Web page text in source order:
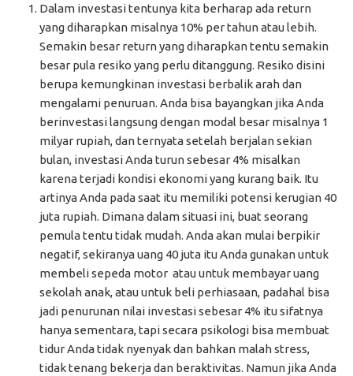
Dalam investasi tentunya kita berharap ada return
yang diharapkan misalnya 10% per tahun atau lebih.
Semakin besar return yang diharapkan tentu semakin
besar pula resiko yang perlu ditanggung. Resiko disini
berupa kemungkinan investasi berbalik arah dan
mengalami penuruan. Anda bisa bayangkan jika Anda
berinvestasi langsung dengan modal besar misalnya 1
milyar rupiah, dan ternyata setelah berjalan sekian
bulan, investasi Anda turun sebesar 4% misalkan
karena terjadi kondisi ekonomi yang kurang baik. Itu
artinya Anda pada saat itu memiliki potensi kerugian 40
juta rupiah. Dimana dalam situasi ini, buat seorang
pemula tentu tidak mudah. Anda akan mulai berpikir
negatif, sekiranya uang 40 juta itu Anda gunakan untuk
membeli sepeda motor atau untuk membayar uang
sekolah anak, atau untuk beli perhiasaan, padahal bisa
jadi penurunan nilai investasi sebesar 4% itu sifatnya
hanya sementara, tapi secara psikologi bisa membuat
tidur Anda tidak nyenyak dan bahkan malah stress,
tidak tenang bekerja dan beraktivitas. Namun jika Anda